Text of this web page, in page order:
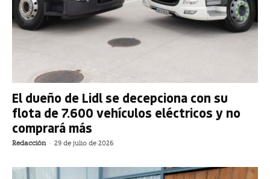
El dueño de Lidl se decepciona con su
flota de 7.600 vehículos eléctricos y no
comprará más
Redacción - 29 de julio de 2026